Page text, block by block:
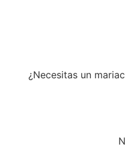
¿Necesitas un